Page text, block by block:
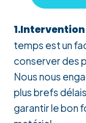
1.
temps est un
conserver des
Nous nous
plus brefs
garantir le bon